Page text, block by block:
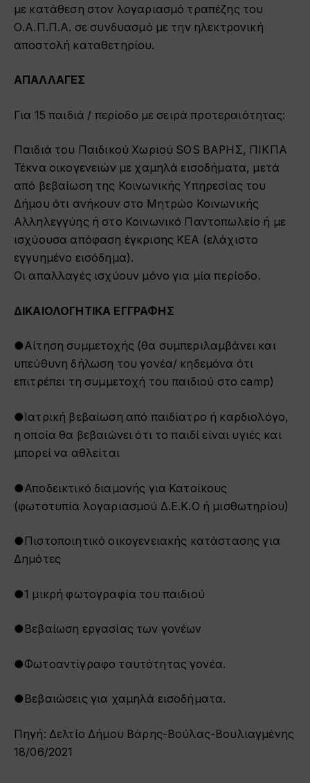
με κατάθεση στον λογαριασμό τραπέζης του
Ο.Α.Π.Π.Α. σε συνδυασμό με την ηλεκτρονική
αποστολή καταθετηρίου.
ΑΠΑΛΛΑΓΕΣ
Για 15 παιδιά / περίοδο με σειρά προτεραιότητας:
Παιδιά του Παιδικού Χωριού SOS ΒΑΡΗΣ, ΠΙΚΠΑ
Τέκνα οικογενειών με χαμηλά εισοδήματα, μετά
από βεβαίωση της Κοινωνικής Υπηρεσίας του
Δήμου ότι ανήκουν στο Μητρώο Κοινωνικής
Αλληλεγγύης ή στο Κοινωνικό Παντοπωλείο ή με
ισχύουσα απόφαση έγκρισης ΚΕΑ (ελάχιστο
εγγυημένο εισόδημα).
Οι απαλλαγές ισχύουν μόνο για μία περίοδο.
ΔΙΚΑΙΟΛΟΓΗΤΙΚΑ ΕΓΓΡΑΦΗΣ
●Αίτηση συμμετοχής (θα συμπεριλαμβάνει και
υπεύθυνη δήλωση του γονέα/ κηδεμόνα ότι
επιτρέπει τη συμμετοχή του παιδιού στο camp)
●Ιατρική βεβαίωση από παιδίατρο ή καρδιολόγο,
η οποία θα βεβαιώνει ότι το παιδί είναι υγιές και
μπορεί να αθλείται
●Αποδεικτικό διαμονής για Κατοίκους
(φωτοτυπία λογαριασμού Δ.Ε.Κ.Ο ή μισθωτηρίου)
●Πιστοποιητικό οικογενειακής κατάστασης για
Δημότες
●1 μικρή φωτογραφία του παιδιού
●Βεβαίωση εργασίας των γονέων
●Φωτοαντίγραφο ταυτότητας γονέα.
●Βεβαιώσεις για χαμηλά εισοδήματα.
Πηγή: Δελτίο Δήμου Βάρης-Βούλας-Βουλιαγμένης
18/06/2021